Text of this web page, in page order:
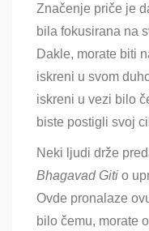
Značenje priče je
bila fokusirana na
Dakle, morate biti
iskreni u svom
iskreni u vezi bilo
biste postigli svoj
Neki ljudi drže
Bhagavad Giti o
Ovde pronalaze
bilo čemu, morate